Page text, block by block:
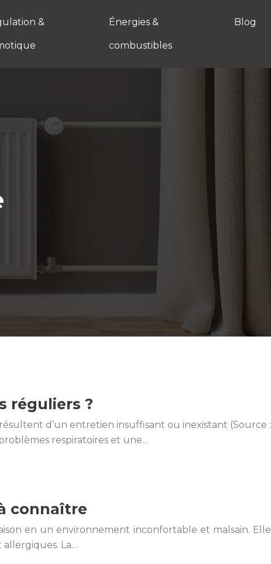
& Énergies &
combustibles
Blog
réguliers ?
d’un entretien insuffisant ou inexistant (Source :
respiratoires et une…
connaître
en un environnement inconfortable et malsain. Elle
allergiques. La…